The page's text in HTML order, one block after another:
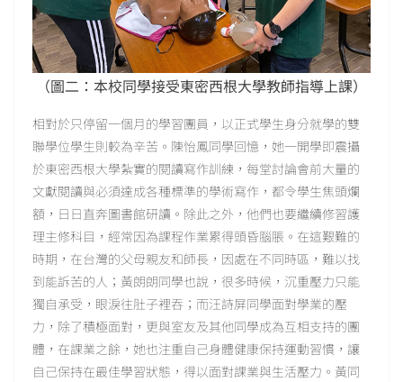
（圖二：本校同學接受東密西根大學教師指導上課）
相對於只停留一個月的學習團員，以正式學生身分就學的雙
聯學位學生則較為辛苦。陳怡鳳同學回憶，她一開學即震攝
於東密西根大學紮實的閱讀寫作訓練，每堂討論會前大量的
文獻閱讀與必須達成各種標準的學術寫作，都令學生焦頭爛
額，日日直奔圖書館研讀。除此之外，他們也要繼續修習護
理主修科目，經常因為課程作業累得頭昏腦脹。在這艱難的
時期，在台灣的父母親友和師長，因處在不同時區，難以找
到能訴苦的人；黃朗朗同學也說，很多時候，沉重壓力只能
獨自承受，眼淚往肚子裡吞；而汪詩屏同學面對學業的壓
力，除了積極面對，更與室友及其他同學成為互相支持的團
體，在課業之餘，她也注重自己身體健康保持運動習慣，讓
自己保持在最佳學習狀態，得以面對課業與生活壓力。黃同